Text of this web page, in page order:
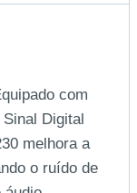
com
Digital
melhora a
o ruído de